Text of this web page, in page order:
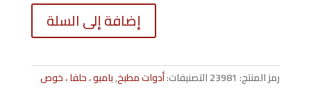
كمية
خبز
إضافة إلى السلة
رمز المنتج: 23981التصنيفات:أدوات مطبخ,بامبو ، حلفا ، خوص